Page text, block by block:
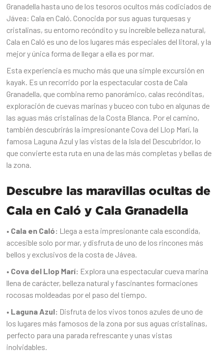
Granadella hasta uno de los tesoros ocultos más codiciados de
Jávea: Cala en Caló. Conocida por sus aguas turquesas y
cristalinas, su entorno recóndito y su increíble belleza natural,
Cala en Caló es uno de los lugares más especiales del litoral, y la
mejor y única forma de llegar a ella es por mar.
Esta experiencia es mucho más que una simple excursión en
kayak. Es un recorrido por la espectacular costa de Cala
Granadella, que combina remo panorámico, calas recónditas,
exploración de cuevas marinas y buceo con tubo en algunas de
las aguas más cristalinas de la Costa Blanca. Por el camino,
también descubrirás la impresionante Cova del Llop Marí, la
famosa Laguna Azul y las vistas de la Isla del Descubridor, lo
que convierte esta ruta en una de las más completas y bellas de
la zona.
Descubre las maravillas ocultas de
Cala en Caló y Cala Granadella
• Cala en Caló: Llega a esta impresionante cala escondida,
accesible solo por mar, y disfruta de uno de los rincones más
bellos y exclusivos de la costa de Jávea.
• Cova del Llop Marí: Explora una espectacular cueva marina
llena de carácter, belleza natural y fascinantes formaciones
rocosas moldeadas por el paso del tiempo.
• Laguna Azul: Disfruta de los vivos tonos azules de uno de
los lugares más famosos de la zona por sus aguas cristalinas,
perfecto para una parada refrescante y unas vistas
inolvidables.